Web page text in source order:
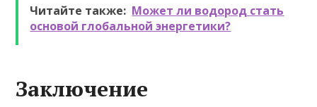
Читайте также: Может ли водород стать
основой глобальной энергетики?
Заключение